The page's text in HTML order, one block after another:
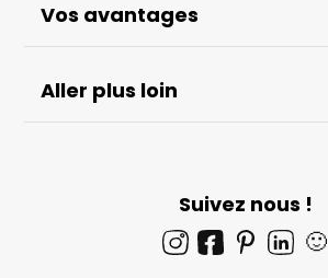
Vos avantages
Aller plus loin
Suivez nous !
🙂